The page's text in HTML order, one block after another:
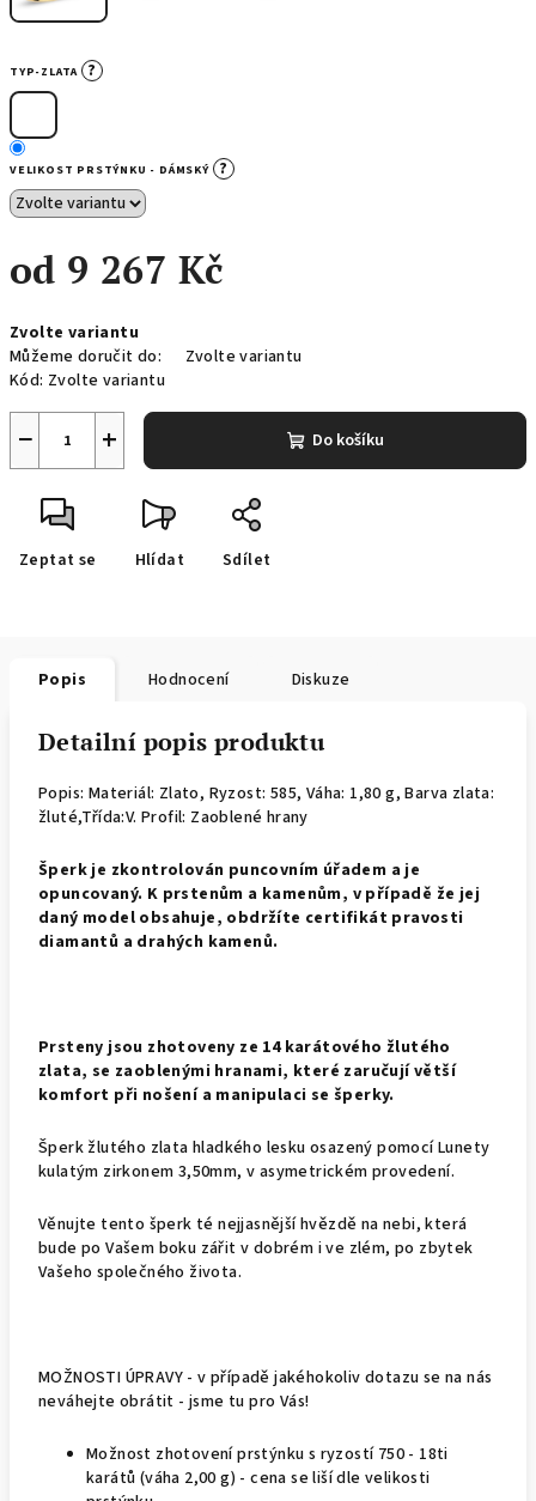
TYP-ZLATA ?
VELIKOST PRSTÝNKU - DÁMSKÝ ?
od 9 267 Kč
cena:
Zvolte variantu
Můžeme doručit do:
Zvolte variantu
Kód: Zvolte variantu
+
− Do košíku
Zeptat se Hlídat Sdílet
Popis Hodnocení Diskuze
Detailní popis produktu
Popis: Materiál: Zlato, Ryzost: 585, Váha: 1,80 g, Barva zlata:
žluté,Třída:V. Profil: Zaoblené hrany
Šperk je zkontrolován puncovním úřadem a je
opuncovaný. K prstenům a kamenům, v případě že jej
daný model obsahuje, obdržíte certifikát pravosti
diamantů a drahých kamenů.
Prsteny jsou zhotoveny ze 14 karátového žlutého
zlata, se zaoblenými hranami, které zaručují větší
komfort při nošení a manipulaci se šperky.
Šperk žlutého zlata hladkého lesku osazený pomocí Lunety
kulatým zirkonem 3,50mm, v asymetrickém provedení.
Věnujte tento šperk té nejjasnější hvězdě na nebi, která
bude po Vašem boku zářit v dobrém i ve zlém, po zbytek
Vašeho společného života.
MOŽNOSTI ÚPRAVY - v případě jakéhokoliv dotazu se na nás
neváhejte obrátit - jsme tu pro Vás!
Možnost zhotovení prstýnku s ryzostí 750 - 18ti
karátů (váha 2,00 g) - cena se liší dle velikosti